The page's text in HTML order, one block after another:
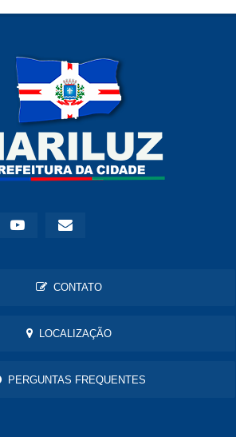
CONTATO
LOCALIZAÇÃO
PERGUNTAS FREQUENTES